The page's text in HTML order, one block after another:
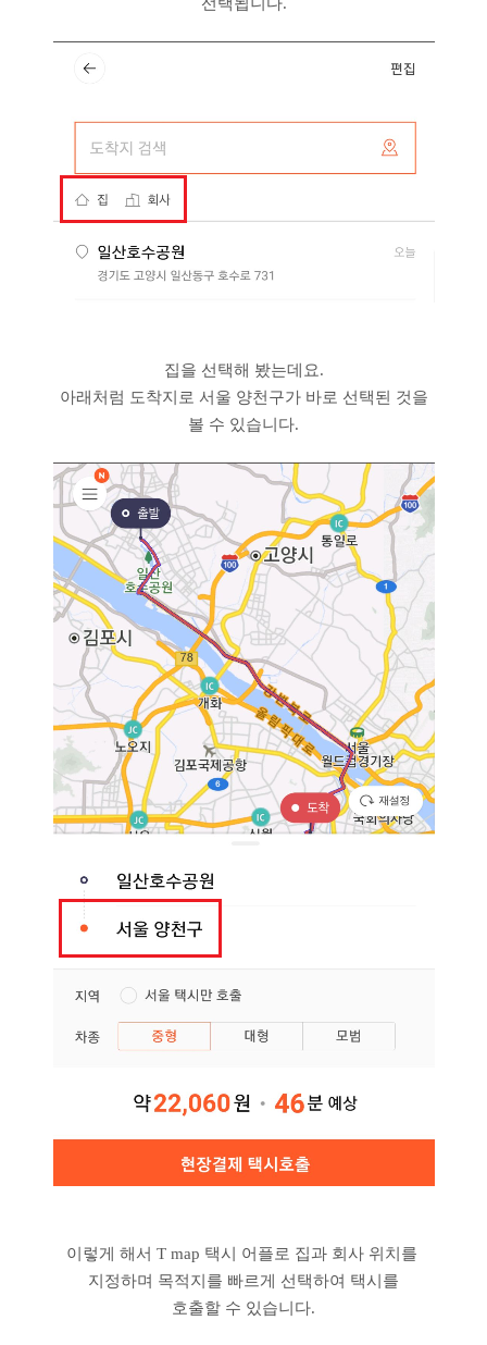
집을 선택해 봤는데요.
아래처럼 도착지로 서울 양천구가 바로 선택된 것을
볼 수 있습니다.
이렇게 해서 T map 택시 어플로 집과 회사 위치를
지정하며 목적지를 빠르게 선택하여 택시를
호출할 수 있습니다.